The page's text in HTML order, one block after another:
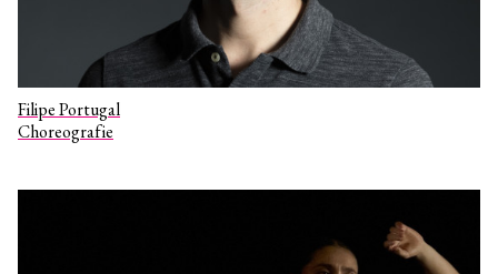
Filipe Portugal
Choreografie